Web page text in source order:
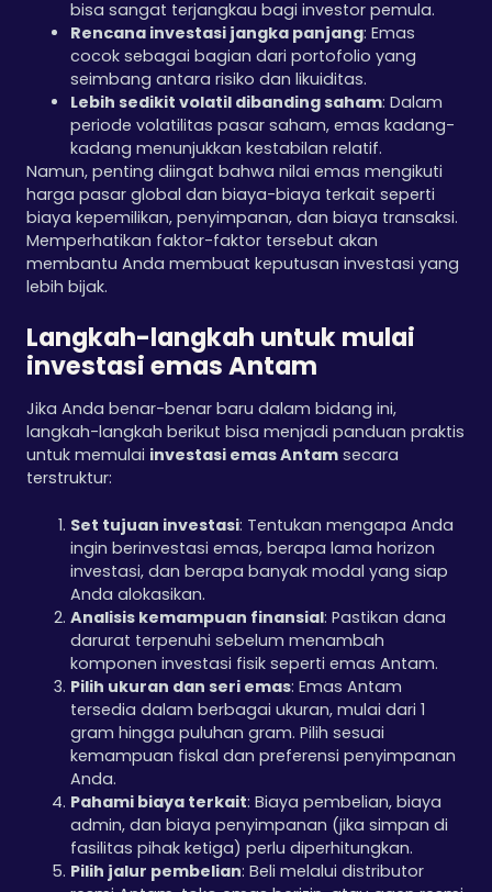
bisa sangat terjangkau bagi investor pemula.
Rencana investasi jangka panjang: Emas
cocok sebagai bagian dari portofolio yang
seimbang antara risiko dan likuiditas.
Lebih sedikit volatil dibanding saham: Dalam
periode volatilitas pasar saham, emas kadang-
kadang menunjukkan kestabilan relatif.
Namun, penting diingat bahwa nilai emas mengikuti
harga pasar global dan biaya-biaya terkait seperti
biaya kepemilikan, penyimpanan, dan biaya transaksi.
Memperhatikan faktor-faktor tersebut akan
membantu Anda membuat keputusan investasi yang
lebih bijak.
Langkah-langkah untuk mulai
investasi emas Antam
Jika Anda benar-benar baru dalam bidang ini,
langkah-langkah berikut bisa menjadi panduan praktis
untuk memulai investasi emas Antam secara
terstruktur:
Set tujuan investasi: Tentukan mengapa Anda
ingin berinvestasi emas, berapa lama horizon
investasi, dan berapa banyak modal yang siap
Anda alokasikan.
Analisis kemampuan finansial: Pastikan dana
darurat terpenuhi sebelum menambah
komponen investasi fisik seperti emas Antam.
Pilih ukuran dan seri emas: Emas Antam
tersedia dalam berbagai ukuran, mulai dari 1
gram hingga puluhan gram. Pilih sesuai
kemampuan fiskal dan preferensi penyimpanan
Anda.
Pahami biaya terkait: Biaya pembelian, biaya
admin, dan biaya penyimpanan (jika simpan di
fasilitas pihak ketiga) perlu diperhitungkan.
Pilih jalur pembelian: Beli melalui distributor